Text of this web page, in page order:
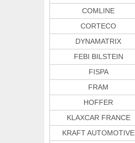
COMLINE
CORTECO
DYNAMATRIX
FEBI BILSTEIN
FISPA
FRAM
HOFFER
KLAXCAR FRANCE
KRAFT AUTOMOTIVE